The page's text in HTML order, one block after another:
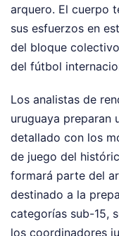
arquero. El cuerpo
sus esfuerzos en
del bloque
del fútbol
Los analistas de
uruguaya preparan
detallado con los
de juego del
formará parte del
destinado a la
categorías sub-15,
los coordinadores